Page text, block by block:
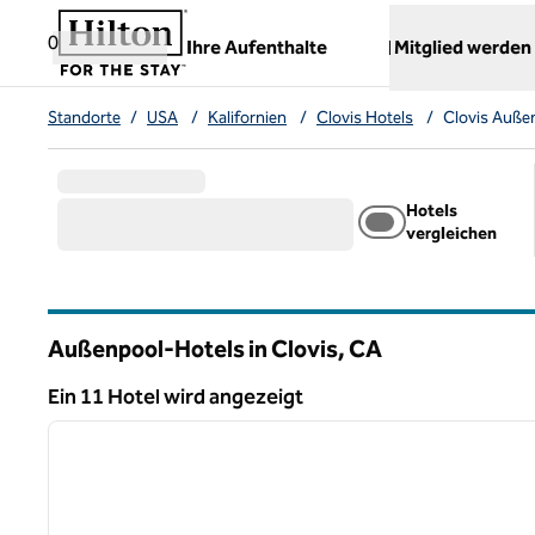
Weiter zum Inhalt
0
Ihre Aufenthalte
,öffnet neue Registerkarte
Mitglied werden
Standorte / USA / Kalifornien / Clovis Hotels / Clovis
Hotels
vergleichen
Außenpool-Hotels in Clovis,CA
Ein 11 Hotel wird angezeigt
Ein 11 Hotel wird angezeigt
1 von 12